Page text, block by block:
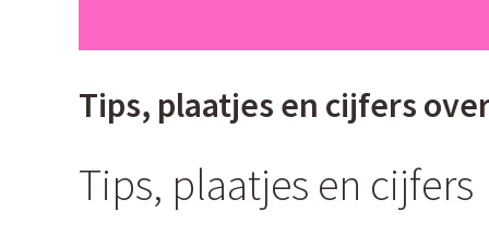
Tips, plaatjes en cijfers
Tips, plaatjes en cijfers